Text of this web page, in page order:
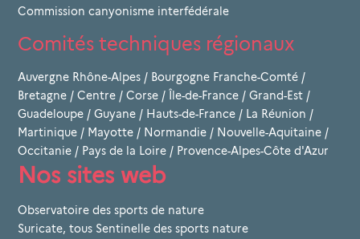
Commission canyonisme interfédérale
Comités techniques régionaux
Auvergne Rhône-Alpes / Bourgogne Franche-Comté /
Bretagne / Centre / Corse / Île-de-France / Grand-Est /
Guadeloupe / Guyane / Hauts-de-France / La Réunion /
Martinique / Mayotte / Normandie / Nouvelle-Aquitaine /
Occitanie / Pays de la Loire / Provence-Alpes-Côte d'Azur
Nos sites web
Observatoire des sports de nature
Suricate, tous Sentinelle des sports nature